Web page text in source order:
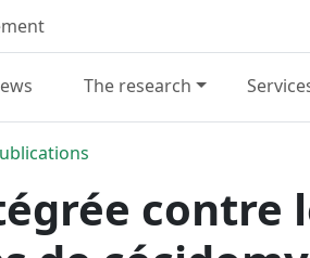
The research
contre